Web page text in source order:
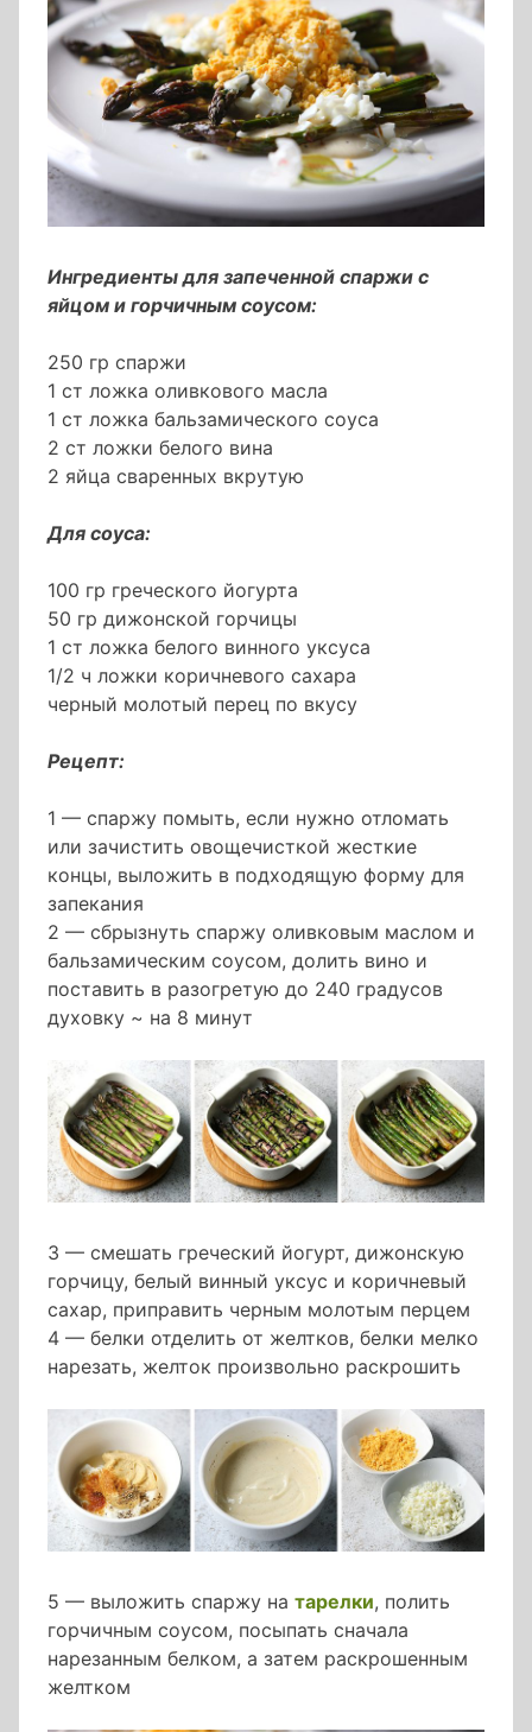
Ингредиенты для запеченной спаржи с
яйцом и горчичным соусом:
250 гр спаржи
1 ст ложка оливкового масла
1 ст ложка бальзамического соуса
2 ст ложки белого вина
2 яйца сваренных вкрутую
Для соуса:
100 гр греческого йогурта
50 гр дижонской горчицы
1 ст ложка белого винного уксуса
1/2 ч ложки коричневого сахара
черный молотый перец по вкусу
Рецепт:
1 — спаржу помыть, если нужно отломать
или зачистить овощечисткой жесткие
концы, выложить в подходящую форму для
запекания
2 — сбрызнуть спаржу оливковым маслом и
бальзамическим соусом, долить вино и
поставить в разогретую до 240 градусов
духовку ~ на 8 минут
3 — смешать греческий йогурт, дижонскую
горчицу, белый винный уксус и коричневый
сахар, приправить черным молотым перцем
4 — белки отделить от желтков, белки мелко
нарезать, желток произвольно раскрошить
5 — выложить спаржу на тарелки, полить
горчичным соусом, посыпать сначала
нарезанным белком, а затем раскрошенным
желтком